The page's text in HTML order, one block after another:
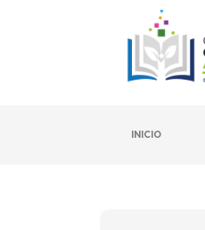
INICIO